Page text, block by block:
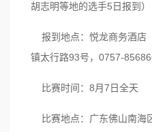
胡志明等地的选手5日报到）
报到地点：悦龙商务酒店
镇太行路93号，0757-
比赛时间：8月7日全天
比赛地点：广东佛山南海